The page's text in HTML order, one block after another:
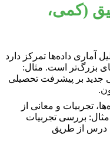
(کمی،
آماری داده‌ها تمرکز دارد
بزرگ‌تر است. مثال:
جدید بر پیشرفت تحصیلی
تجربیات و معانی از
بررسی تجربیات
درس از طریق